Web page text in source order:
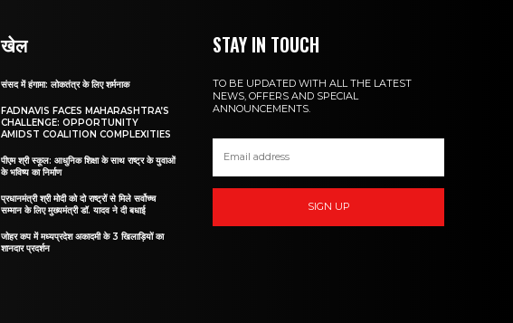
खेल
संसद में हंगामा: लोकतंत्र के लिए शर्मनाक
FADNAVIS FACES MAHARASHTRA’S
CHALLENGE: OPPORTUNITY
AMIDST COALITION COMPLEXITIES
पीएम श्री स्कूल: आधुनिक शिक्षा के साथ राष्ट्र के युवाओं
के भविष्य का निर्माण
प्रधानमंत्री श्री मोदी को दो राष्ट्रों से मिले सर्वोच्च
सम्मान के लिए मुख्यमंत्री डॉ. यादव ने दी बधाई
जोहर कप में मध्यप्रदेश अकादमी के 3 खिलाड़ियों का
शानदार प्रदर्शन
STAY IN TOUCH
TO BE UPDATED WITH ALL THE LATEST
NEWS, OFFERS AND SPECIAL
ANNOUNCEMENTS.
SIGN UP